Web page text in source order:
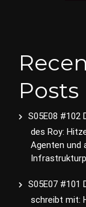
Posts
S05E08 #102
des Roy:
Agenten und
S05E07 #101
schreibt mit: